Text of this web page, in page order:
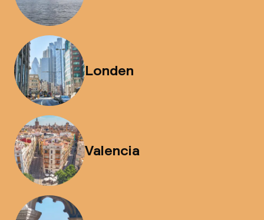
Londen
Valencia